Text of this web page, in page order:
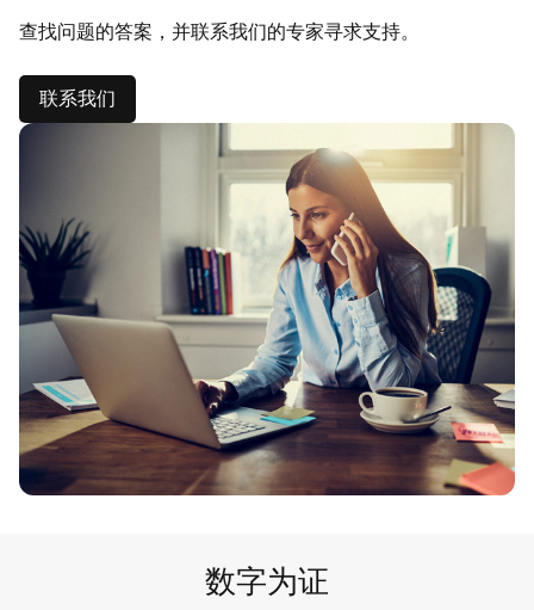
查找问题的答案，并联系我们的专家寻求支持。
联系我们
数字为证